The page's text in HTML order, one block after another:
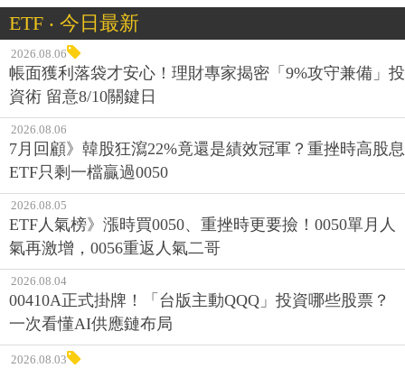
ETF ‧ 今日最新
2026.08.06
帳面獲利落袋才安心！理財專家揭密「9%攻守兼備」投
資術 留意8/10關鍵日
2026.08.06
7月回顧》韓股狂瀉22%竟還是績效冠軍？重挫時高股息
ETF只剩一檔贏過0050
2026.08.05
ETF人氣榜》漲時買0050、重挫時更要撿！0050單月人
氣再激增，0056重返人氣二哥
2026.08.04
00410A正式掛牌！「台版主動QQQ」投資哪些股票？
一次看懂AI供應鏈布局
2026.08.03